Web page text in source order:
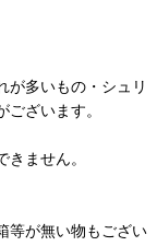
が多いもの・シュリ
ざいます。
ません。
等が無い物もござい